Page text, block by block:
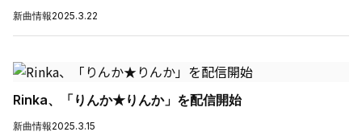
新曲情報2025.3.22
Rinka、「りんか★りんか」を配信開始
新曲情報2025.3.15